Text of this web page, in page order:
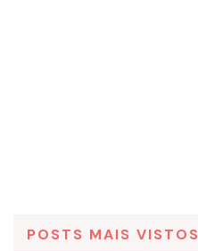
POSTS MAIS VISTOS